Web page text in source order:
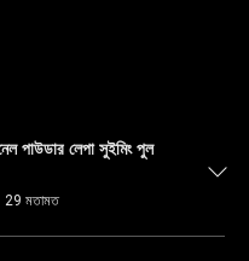
পাউডার লেপা সুইমিং পুল
29 মতামত